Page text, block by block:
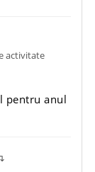
activitate
pentru anul